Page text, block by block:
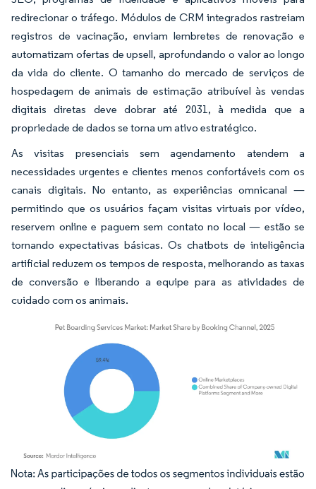
redirecionar o tráfego. Módulos de CRM integrados rastreiam
registros de vacinação, enviam lembretes de renovação e
automatizam ofertas de upsell, aprofundando o valor ao longo
da vida do cliente. O tamanho do mercado de serviços de
hospedagem de animais de estimação atribuível às vendas
digitais diretas deve dobrar até 2031, à medida que a
propriedade de dados se torna um ativo estratégico.
As visitas presenciais sem agendamento atendem a
necessidades urgentes e clientes menos confortáveis com os
canais digitais. No entanto, as experiências omnicanal —
permitindo que os usuários façam visitas virtuais por vídeo,
reservem online e paguem sem contato no local — estão se
tornando expectativas básicas. Os chatbots de inteligência
artificial reduzem os tempos de resposta, melhorando as taxas
de conversão e liberando a equipe para as atividades de
cuidado com os animais.
Imagem © Mordor Intelligence. O reuso requer atribuição conforme CC BY 4.0.